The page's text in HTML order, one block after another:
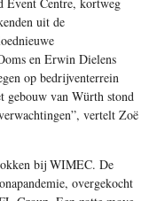
uit de
en Erwin Dielens
op bedrijventerrein
gebouw van Würth stond
vertelt Zoë
bij WIMEC. De
overgekocht